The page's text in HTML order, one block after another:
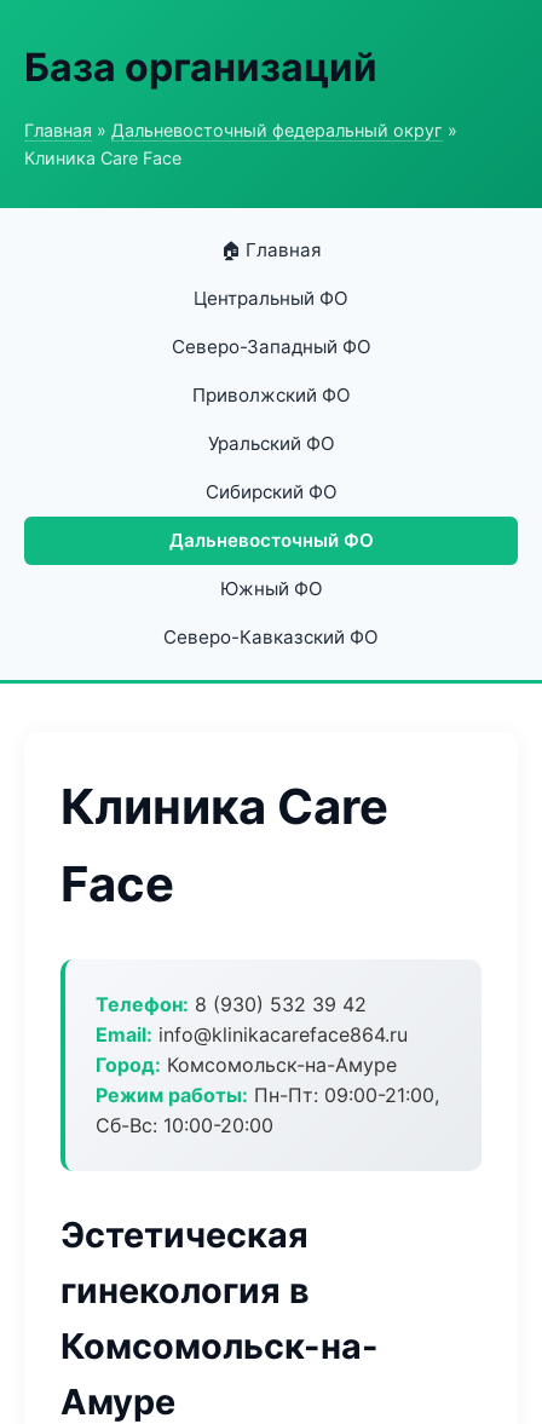
База организаций
Главная » Дальневосточный федеральный округ »
Клиника Care Face
🏠 Главная
Центральный ФО
Северо-Западный ФО
Приволжский ФО
Уральский ФО
Сибирский ФО
Дальневосточный ФО
Южный ФО
Северо-Кавказский ФО
Клиника Care
Face
Телефон: 8 (930) 532 39 42
Email: info@klinikacareface864.ru
Город: Комсомольск-на-Амуре
Режим работы: Пн-Пт: 09:00-21:00,
Сб-Вс: 10:00-20:00
Эстетическая
гинекология в
Комсомольск-на-
Амуре